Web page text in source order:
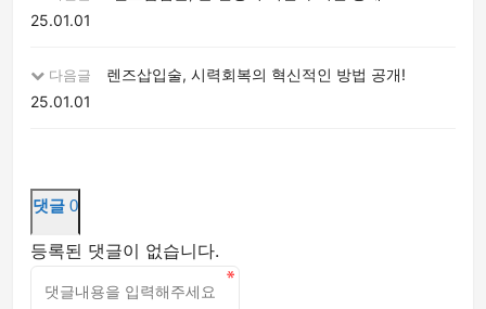
25.01.01
다음글
렌즈삽입술, 시력회복의 혁신적인 방법 공개!
25.01.01
댓글 0
등록된 댓글이 없습니다.